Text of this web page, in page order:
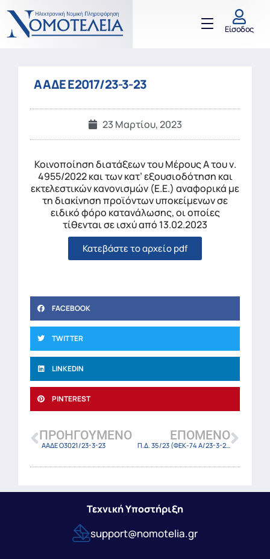
Είσοδος
ΑΑΔΕ Ε2017/23-3-23
23 Μαρτίου, 2023
Κοινοποίηση διατάξεων του Μέρους Α του ν.
4955/2022 και των κατ’ εξουσιοδότηση και
εκτελεστικών κανονισμών (E.E.) αναφορικά με
τη διακίνηση προϊόντων υποκείμενων σε
ειδικό φόρο κατανάλωσης, οι οποίες
τίθενται σε ισχύ από 13.02.2023
Κατεβάστε το αρχείο pdf
FACEBOOK
TWITTER
LINKEDIN
PINTEREST
ΠΡΟΗΓΟΎΜΕΝΟ
ΑΑΔΕ Ο3021/23-3-23
ΕΠΌΜΕΝΟ
Π.Δ. 35/23 (ΦΕΚ-74 Α/23-3-23)
Τεχνική Υποστήριξη
support@nomotelia.gr